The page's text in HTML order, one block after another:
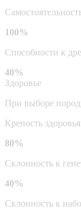
100%
Способности к
40%
Здоровье
При выборе
Крепость здоровья
80%
Склонность к
40%
Склонность к